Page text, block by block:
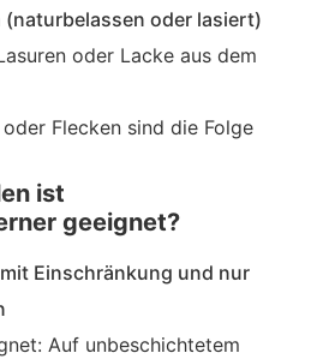
oder lasiert)
oder Lacke aus dem
Flecken sind die Folge
ist
geeignet?
Einschränkung und nur
Auf unbeschichtetem